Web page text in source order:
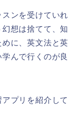
ンを受けていれ
想は捨てて、知
に、英文法と英
んで行くのが良
プリを紹介して